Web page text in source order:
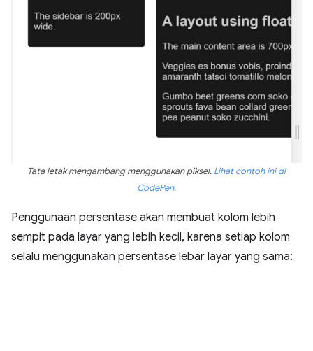
Tata letak mengambang menggunakan piksel. Lihat contoh ini di
CodePen.
Penggunaan persentase akan membuat kolom lebih
sempit pada layar yang lebih kecil, karena setiap kolom
selalu menggunakan persentase lebar layar yang sama: